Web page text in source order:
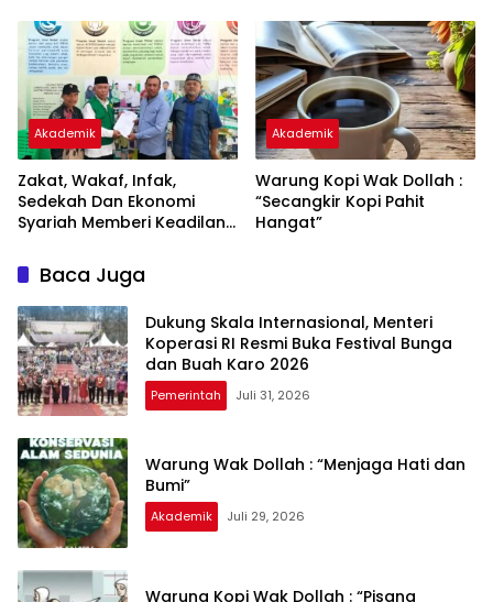
2026
Akademik
Zakat, Wakaf, Infak,
Sedekah Dan Ekonomi
Syariah Memberi Keadilan
Akademik
Warung Kopi Wak Dollah :
“Secangkir Kopi Pahit
Hangat”
Baca Juga
Dukung Skala Internasional, Menteri
Koperasi RI Resmi Buka Festival Bunga
dan Buah Karo 2026
Pemerintah Juli 31, 2026
Warung Wak Dollah : “Menjaga Hati dan
Bumi”
Akademik Juli 29, 2026
Warung Kopi Wak Dollah : “Pisang